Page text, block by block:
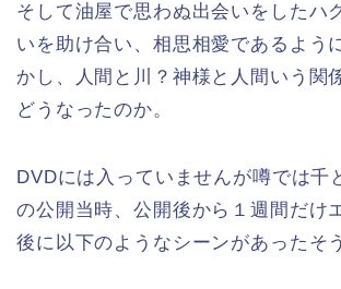
そして油屋で思わぬ出会いをしたハ
いを助け合い、相思相愛であるよう
かし、人間と川？神様と人間いう関
どうなったのか。
DVDには入っていませんが噂では千
の公開当時、公開後から１週間だけ
後に以下のようなシーンがあったそ